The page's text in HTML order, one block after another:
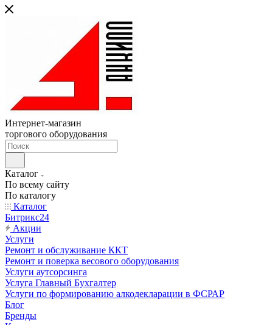
Интернет-магазин
торгового оборудования
Каталог
По всему сайту
По каталогу
Каталог
Битрикс24
Акции
Услуги
Ремонт и обслуживание ККТ
Ремонт и поверка весового оборудования
Услуги аутсорсинга
Услуга Главный Бухгалтер
Услуги по формированию алкодекларации в ФСРАР
Блог
Бренды